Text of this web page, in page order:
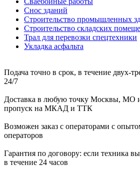
Снос зданий
Строительство промышленных
Строительство складских
Трал для перевозки спецтехники
Укладка асфальта
Подача точно в срок, в течение двух-
24/7
Доставка в любую точку Москвы, МО
пропуск на МКАД и ТТК
Возможен заказ с операторами с
операторов
Гарантия по договору: если техника
в течение 24 часов